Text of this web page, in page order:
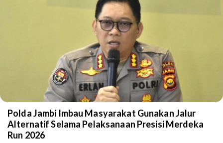
Polda Jambi Imbau Masyarakat Gunakan Jalur
Alternatif Selama Pelaksanaan Presisi Merdeka
Run 2026